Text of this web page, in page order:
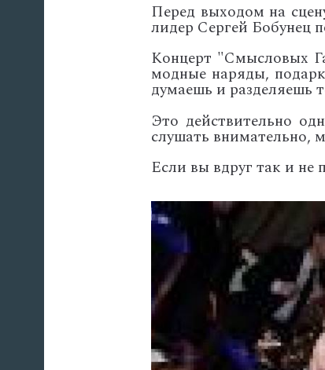
Перед выходом на
лидер Сергей Бобунец
Концерт "Смысловых
модные наряды,
думаешь и разделяешь
Это действительно
слушать внимательно,
Если вы вдруг так и не
'